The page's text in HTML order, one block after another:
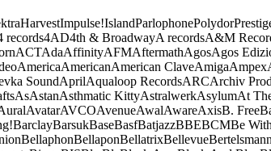
HarvestImpulse!IslandParlophonePolydor
records4AD4th & BroadwayA recordsA&M
ACTAdaAffinityAFMAftermathAgosAgos
AmericaAmericanAmerican ClaveAmigaAmpex
SoundAprilAqualoop RecordsARCArchiv
AsAstanAsthmatic KittyAstralwerkAsylumAt
AvatarAVCOAvenueAwalAwareAxisB. Free
BarclayBarsukBaseBasfBatjazzBBEBCMBe With
BellaphonBellaponBellatrixBellevueBertelsmann